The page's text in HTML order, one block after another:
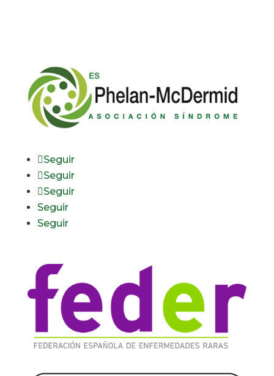
Seguir
Seguir
Seguir
Seguir
Seguir